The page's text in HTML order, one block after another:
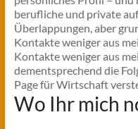
berufliche und private
Überlappungen, aber
Kontakte weniger aus
Kontakte weniger aus
dementsprechend die
Page für Wirtschaft
Wo Ihr mich